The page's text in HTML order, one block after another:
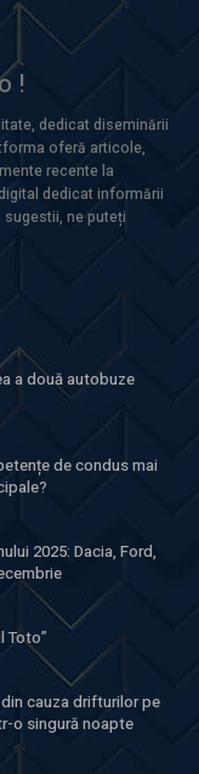
!
dedicat diseminării
oferă articole,
recente la
dedicat informării
ne puteți
a două autobuze
de condus mai
2025: Dacia, Ford,
Toto”
cauza drifturilor pe
o singură noapte